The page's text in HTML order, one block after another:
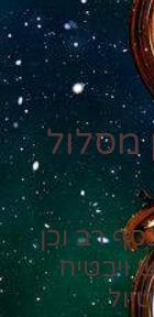
מסלול
רב וכן
ויבטיח